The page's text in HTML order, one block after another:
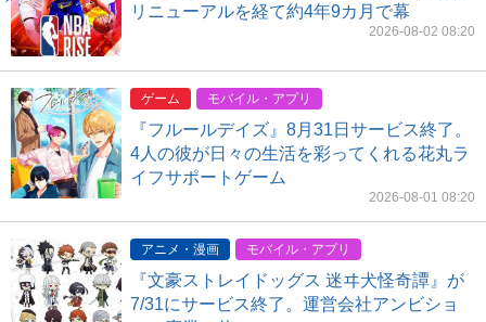
リニューアルを経て約4年9カ月で幕
2026-08-02 08:20
ゲーム モバイル・アプリ
『フルールデイズ』8月31日サービス終了。
4人の彼が日々の生活を彩ってくれる花丸ラ
イフサポートゲーム
2026-08-01 08:20
アニメ・漫画 モバイル・アプリ
『文豪ストレイドッグス 迷ヰ犬怪奇譚』が
7/31にサービス終了。運営会社アンビショ